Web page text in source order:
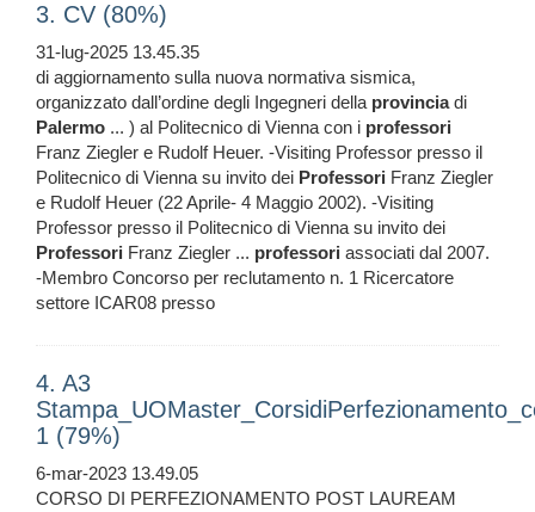
3. CV (80%)
31-lug-2025 13.45.35
di aggiornamento sulla nuova normativa sismica,
organizzato dall’ordine degli Ingegneri della provinciadi
Palermo ... ) al Politecnico di Vienna con i professori
Franz Ziegler e Rudolf Heuer. -Visiting Professor presso il
Politecnico di Vienna su invito dei Professori Franz Ziegler
e Rudolf Heuer (22 Aprile- 4 Maggio 2002). -Visiting
Professor presso il Politecnico di Vienna su invito dei
Professori Franz Ziegler ... professori associati dal 2007.
-Membro Concorso per reclutamento n. 1 Ricercatore
settore ICAR08 presso
4. A3
1 (79%)
6-mar-2023 13.49.05
CORSO DI PERFEZIONAMENTO POST LAUREAM